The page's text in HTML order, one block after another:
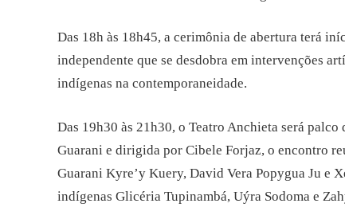
Das 18h às 18h45, a cerimônia de abertura terá
independente que se desdobra em intervenções
indígenas na contemporaneidade.
Das 19h30 às 21h30, o Teatro Anchieta será
Guarani e dirigida por Cibele Forjaz, o encontro
Guarani Kyre’y Kuery, David Vera Popygua Ju e
indígenas Glicéria Tupinambá, Uýra Sodoma e